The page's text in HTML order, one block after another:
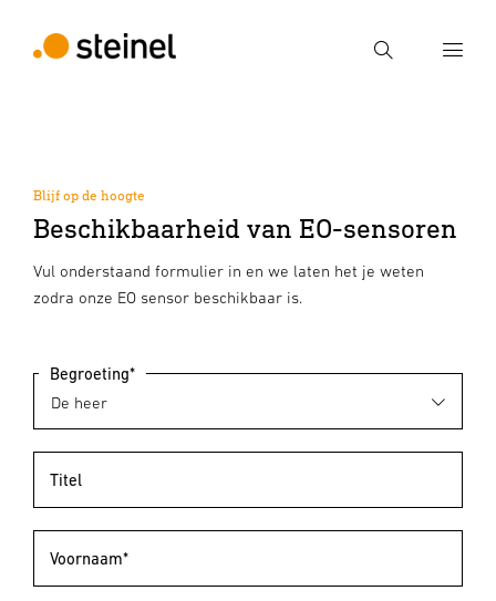
Zoek
Blijf op de hoogte
Beschikbaarheid van EO-sensoren
Vul onderstaand formulier in en we laten het je weten
zodra onze EO sensor beschikbaar is.
Begroeting*
Titel
Voornaam*